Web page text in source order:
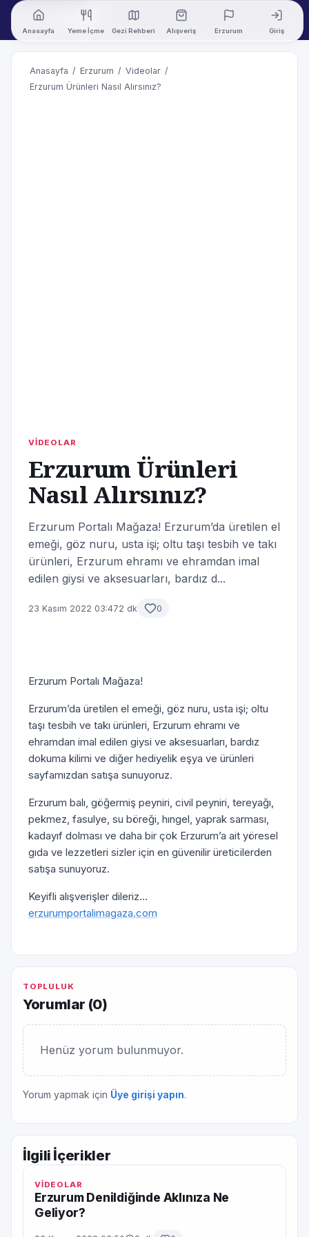
Anasayfa Yeme İçme Gezi Rehberi Alışveriş Erzurum Giriş
Anasayfa / Erzurum / Videolar /
Erzurum Ürünleri Nasıl Alırsınız?
VİDEOLAR
Erzurum Ürünleri
Nasıl Alırsınız?
Erzurum Portalı Mağaza! Erzurum’da üretilen el
emeği, göz nuru, usta işi; oltu taşı tesbih ve takı
ürünleri, Erzurum ehramı ve ehramdan imal
edilen giysi ve aksesuarları, bardız d...
23 Kasım 2022 03:472 dk 0
Erzurum Portalı Mağaza!
Erzurum’da üretilen el emeği, göz nuru, usta işi; oltu
taşı tesbih ve takı ürünleri, Erzurum ehramı ve
ehramdan imal edilen giysi ve aksesuarları, bardız
dokuma kilimi ve diğer hediyelik eşya ve ürünleri
sayfamızdan satışa sunuyoruz.
Erzurum balı, göğermiş peyniri, civil peyniri, tereyağı,
pekmez, fasulye, su böreği, hıngel, yaprak sarması,
kadayıf dolması ve daha bir çok Erzurum’a ait yöresel
gıda ve lezzetleri sizler için en güvenilir üreticilerden
satışa sunuyoruz.
Keyifli alışverişler dileriz…
erzurumportalimagaza.com
TOPLULUK
Yorumlar (0)
Henüz yorum bulunmuyor.
Yorum yapmak için Üye girişi yapın.
İlgili İçerikler
VİDEOLAR
Erzurum Denildiğinde Aklınıza Ne
Geliyor?